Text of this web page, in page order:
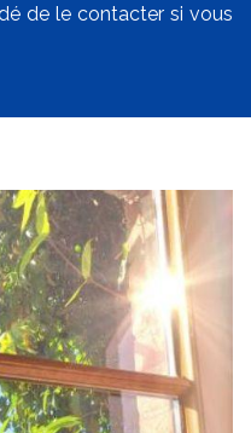
de le contacter si vous